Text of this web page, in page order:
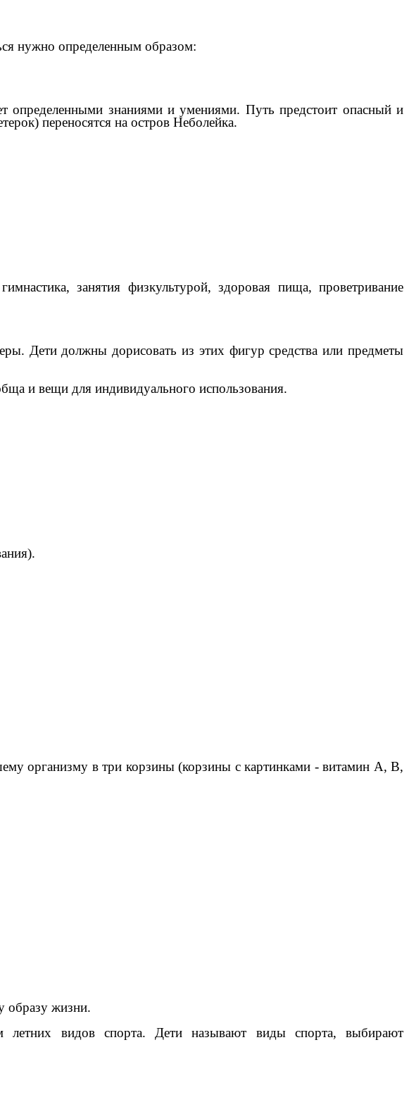
нужно определенным образом:
определенными знаниями и умениями. Путь предстоит опасный и
переносятся на остров Неболейка.
занятия физкультурой, здоровая пища, проветривание
Дети должны дорисовать из этих фигур средства или предметы
и вещи для индивидуального использования.
организму в три корзины (корзины с картинками - витамин А, В,
образу жизни.
летних видов спорта. Дети называют виды спорта, выбирают